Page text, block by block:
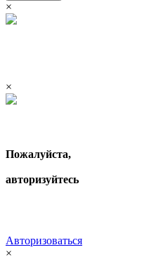
×
×
Пожалуйста,
авторизуйтесь
Авторизоваться
×